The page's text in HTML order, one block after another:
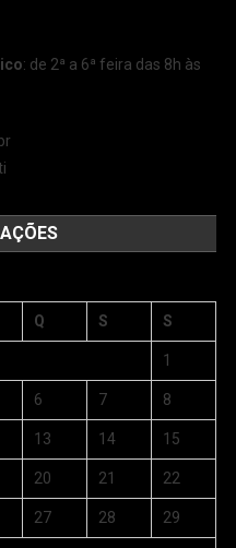
: de 2ª a 6ª feira das 8h às
Q S S
1
6 7 8
13 14 15
20 21 22
27 28 29